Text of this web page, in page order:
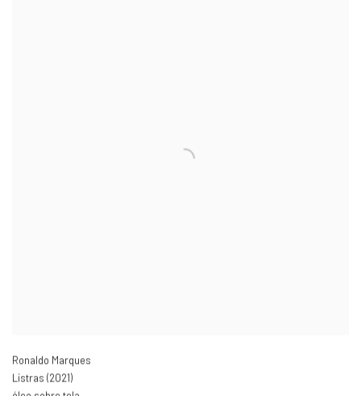
Ronaldo Marques
Listras (2021)